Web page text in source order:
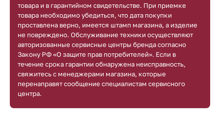
товара и в гарантийном свидетельстве. При приемке
товара необходимо убедиться, что дата покупки
проставлена верно, имеется штамп магазина, а изделие
не повреждено. Обслуживание техники осуществляют
авторизованные сервисные центры бренда согласно
Закону РФ «О защите прав потребителей». Если в
течение срока гарантии обнаружена неисправность,
свяжитесь с менеджерами магазина, которые
перенаправят сообщение специалистам сервисного
центра.